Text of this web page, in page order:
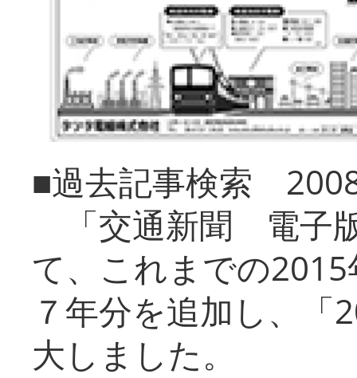
■過去記事検索
「交通新聞 電子
て、これまでの
７年分を追加し、「
大しまし